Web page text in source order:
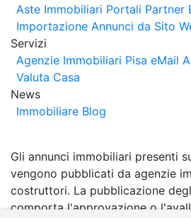
Aste Immobiliari Portali Partner
Importazione Annunci da Sito
Servizi
Agenzie Immobiliari Pisa eMail
Valuta Casa
News
Immobiliare Blog
Gli annunci immobiliari presenti
vengono pubblicati da agenzie
costruttori. La pubblicazione
comporta l'approvazione o